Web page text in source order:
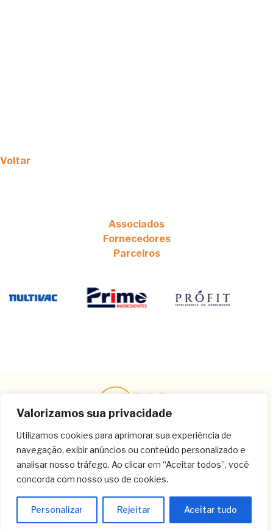
Valorizamos sua privacidade
Utilizamos cookies para aprimorar sua experiência de
navegação, exibir anúncios ou conteúdo personalizado e
analisar nosso tráfego. Ao clicar em “Aceitar todos”, você
concorda com nosso uso de cookies.
Personalizar Rejeitar Aceitar tudo
Voltar
Associados
Fornecedores
Parceiros
Contato
(11) 3259-8266